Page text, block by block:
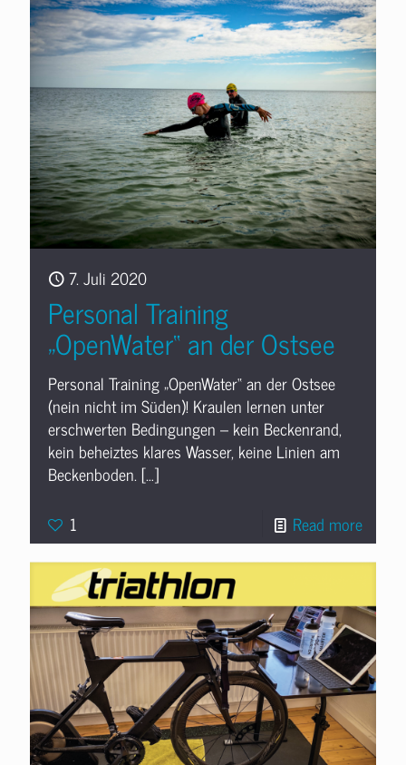
7. Juli 2020
Personal Training
„OpenWater“ an der Ostsee
Personal Training „OpenWater“ an der Ostsee
(nein nicht im Süden)! Kraulen lernen unter
erschwerten Bedingungen – kein Beckenrand,
kein beheiztes klares Wasser, keine Linien am
Beckenboden.[…]
1
Read more